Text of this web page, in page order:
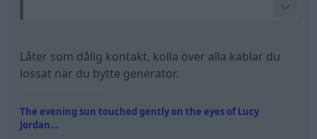
Låter som dålig kontakt, kolla över alla kablar du
lossat när du bytte generator.
The evening sun touched gently on the eyes of Lucy
Jordan...